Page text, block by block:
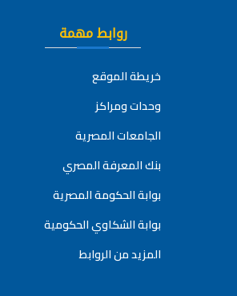
روابط مهمة
خريطة الموقع
وحدات ومراكز
الجامعات المصرية
بنك المعرفة المصري
بوابة الحكومة المصرية
بوابة الشكاوي الحكومية
المزيد من الروابط